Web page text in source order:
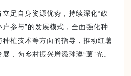
足自身资源优势，持续深化“政
参与”的发展模式，全面强化种
植技术等方面的指导，推动红薯
，为乡村振兴增添璀璨“薯”光。